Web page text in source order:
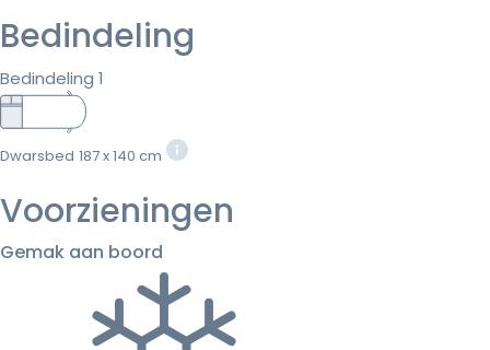
Bedindeling
Bedindeling 1
Dwarsbed 187 x 140 cm
Voorzieningen
Gemak aan boord